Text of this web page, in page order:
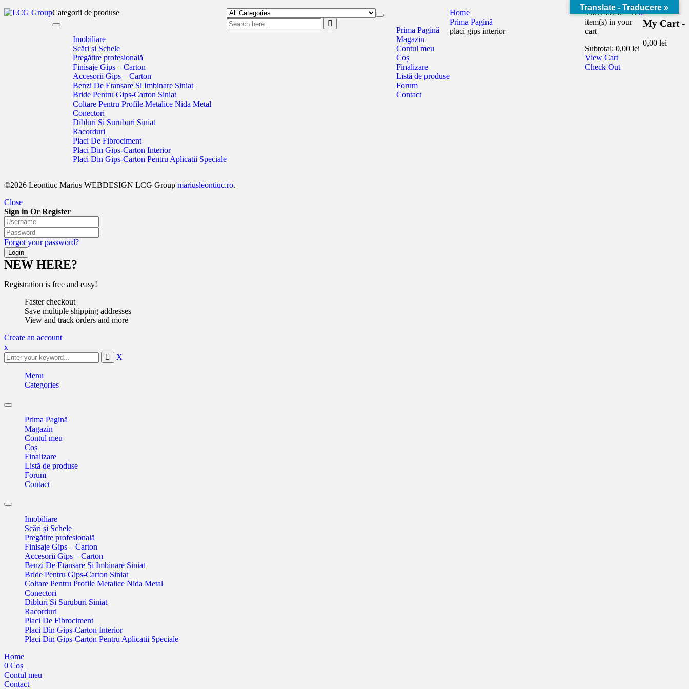
Categorii de produse
Toggle
navigationImobiliare
Scări și Schele
Pregătire profesională
Finisaje Gips – Carton
Accesorii Gips – Carton
Benzi De Etansare Si Imbinare Siniat
Bride Pentru Gips-Carton Siniat
Coltare Pentru Profile Metalice Nida Metal
Conectori
Dibluri Si Suruburi Siniat
Racorduri
Placi De Fibrociment
Placi Din Gips-Carton Interior
Placi Din Gips-Carton Pentru Aplicatii Speciale
Toggle
navigationPrima Pagină
Magazin
Contul meu
Coș
Finalizare
Listă de produse
Forum
Contact
My Cart -
0,00 lei
0
There are0
item(s) in your
cart
Subtotal: 0,00 lei
View Cart
Check Out
Home
Prima Pagină
placi gips interior
©2026 Leontiuc Marius WEBDESIGN LCG Group mariusleontiuc.ro.
Translate - Traducere »
Close
Sign in Or Register
Forgot your password?
NEW HERE?
Registration is free and easy!
Faster checkout
Save multiple shipping addresses
View and track orders and more
Create an account
x
X
Menu
Categories
Toggle
navigationPrima Pagină
Magazin
Contul meu
Coș
Finalizare
Listă de produse
Forum
Contact
Toggle
navigationImobiliare
Scări și Schele
Pregătire profesională
Finisaje Gips – Carton
Accesorii Gips – Carton
Benzi De Etansare Si Imbinare Siniat
Bride Pentru Gips-Carton Siniat
Coltare Pentru Profile Metalice Nida Metal
Conectori
Dibluri Si Suruburi Siniat
Racorduri
Placi De Fibrociment
Placi Din Gips-Carton Interior
Placi Din Gips-Carton Pentru Aplicatii Speciale
Home
0 Coș
Contul meu
Contact